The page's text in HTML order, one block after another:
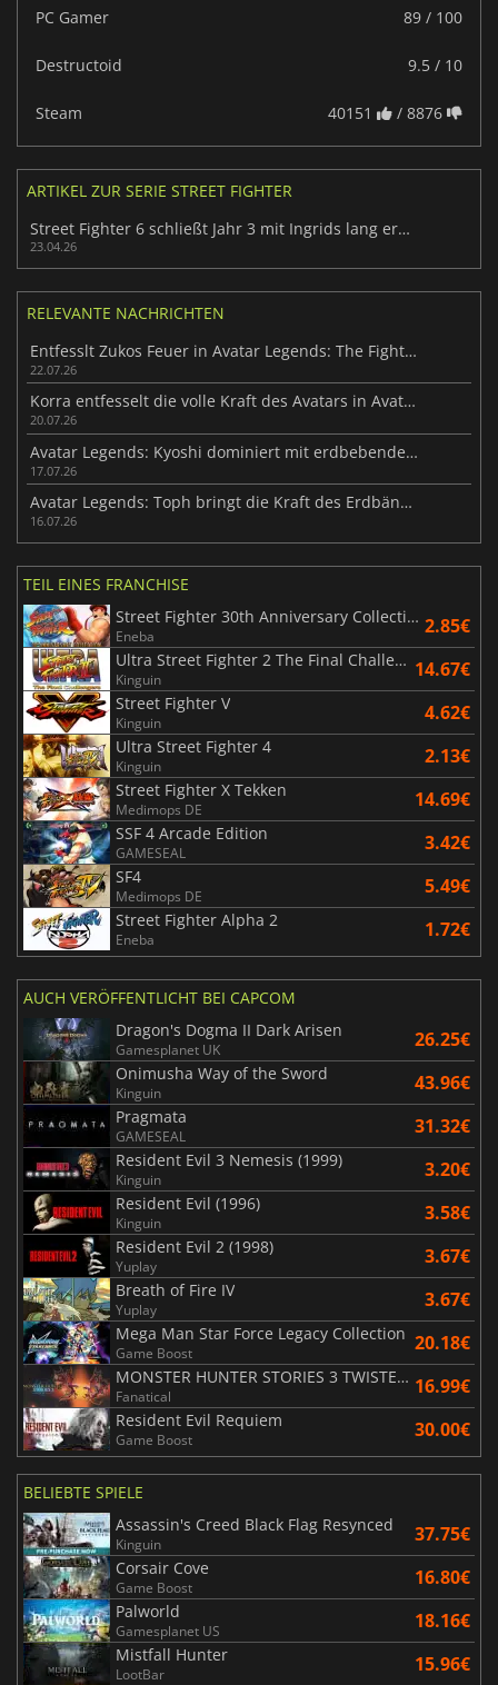
PC Gamer 89 / 100
Destructoid 9.5 / 10
Steam 40151 / 8876
ARTIKEL ZUR SERIE STREET FIGHTER
Street Fighter 6 schließt Jahr 3 mit Ingrids lang erwarteter Rückkehr ab
23.04.26
RELEVANTE NACHRICHTEN
Entfesslt Zukos Feuer in Avatar Legends: The Fighting Game
22.07.26
Korra entfesselt die volle Kraft des Avatars in Avatar: Die Legenden
20.07.26
Avatar Legends: Kyoshi dominiert mit erdbebender Kraft
17.07.26
Avatar Legends: Toph bringt die Kraft des Erdbändigens in den Kampf ein
16.07.26
TEIL EINES FRANCHISE
Street Fighter 30th Anniversary Collection
Eneba 2.85€
Ultra Street Fighter 2 The Final Challengers
Kinguin 14.67€
Street Fighter V
Kinguin 4.62€
Ultra Street Fighter 4
Kinguin 2.13€
Street Fighter X Tekken
Medimops DE 14.69€
SSF 4 Arcade Edition
GAMESEAL 3.42€
SF4
Medimops DE 5.49€
Street Fighter Alpha 2
Eneba 1.72€
AUCH VERÖFFENTLICHT BEI CAPCOM
Dragon's Dogma II Dark Arisen
Gamesplanet UK 26.25€
Onimusha Way of the Sword
Kinguin 43.96€
Pragmata
GAMESEAL 31.32€
Resident Evil 3 Nemesis (1999)
Kinguin 3.20€
Resident Evil (1996)
Kinguin 3.58€
Resident Evil 2 (1998)
Yuplay 3.67€
Breath of Fire IV
Yuplay 3.67€
Mega Man Star Force Legacy Collection
Game Boost 20.18€
MONSTER HUNTER STORIES 3 TWISTED REFLECTION
Fanatical 16.99€
Resident Evil Requiem
Game Boost 30.00€
BELIEBTE SPIELE
Assassin's Creed Black Flag Resynced
Kinguin 37.75€
Corsair Cove
Game Boost 16.80€
Palworld
Gamesplanet US 18.16€
Mistfall Hunter
LootBar 15.96€